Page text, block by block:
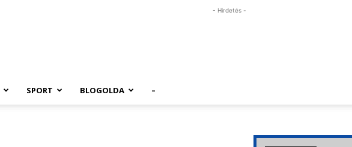
- Hirdetés -
SPORT BLOGOLDA –